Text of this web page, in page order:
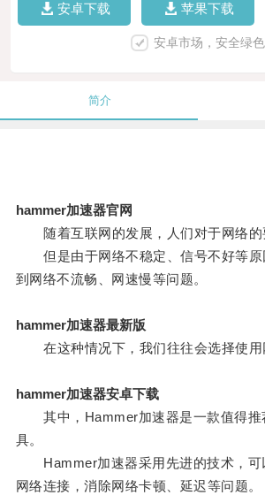
安卓下载 苹果下载
安卓市场，安全绿色
简介
hammer加速器官网
随着互联网的发展，人们对于网络的
但是由于网络不稳定、信号不好等原
到网络不流畅、网速慢等问题。
hammer加速器最新版
在这种情况下，我们往往会选择使用
hammer加速器安卓下载
其中，Hammer加速器是一款值得推
具。
Hammer加速器采用先进的技术，可
网络连接，消除网络卡顿、延迟等问题。